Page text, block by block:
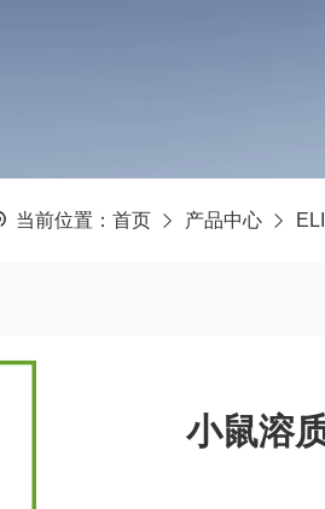
当前位置： 首页 产品中心
小鼠溶